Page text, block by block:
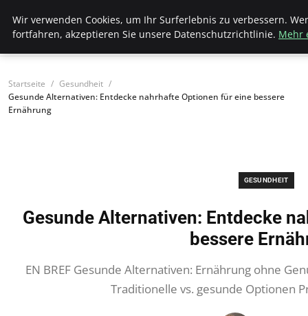
Bistro Grammophon
Startseite
Gesundheit
Gesunde Alternativen: Entdecke nahrhafte Optionen für eine bessere
Ernährung
GESUNDHEIT
Gesunde Alternativen: Entdecke
bessere
EN BREF Gesunde Alternativen: Ernährung ohne
Traditionelle vs. gesunde Optionen
Wir verwenden Cookies, um Ihr Surferlebnis zu verbessern.
fortfahren, akzeptieren Sie unsere Datenschutzrichtlinie. Mehr